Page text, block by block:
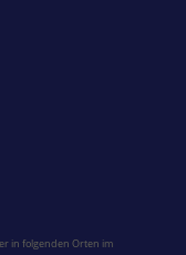
in folgenden Orten im